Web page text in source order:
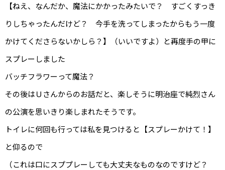
【ねえ、なんだか、魔法にかかったみたいで？ すごくすっき
りしちゃったんだけど？ 今手を洗ってしまったからもう一度
かけてくださらないかしら？】（いいですよ）と再度手の甲に
スプレーしました
バッチフラワーって魔法？
その後はＵさんからのお話だと、楽しそうに明治座で純烈さん
の公演を思いきり楽しまれたそうです。
トイレに何回も行っては私を見つけると【スプレーかけて！】
と仰るので
（これは口にスププレーしても大丈夫なものなのですけど？